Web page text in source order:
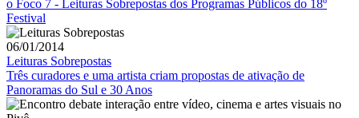
o Foco 7 - Leituras Sobrepostas dos Programas Públicos do 18º
Festival
06/01/2014
Leituras Sobrepostas
Três curadores e uma artista criam propostas de ativação de
Panoramas do Sul e 30 Anos